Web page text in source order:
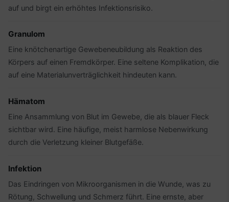
auf und birgt ein erhöhtes Infektionsrisiko.
Granulom
Eine knötchenartige Gewebeneubildung als Reaktion des
Körpers auf einen Fremdkörper. Eine seltene Komplikation, die
auf eine Materialunverträglichkeit hindeuten kann.
Hämatom
Eine Ansammlung von Blut im Gewebe, die als blauer Fleck
sichtbar wird. Eine häufige, meist harmlose Nebenwirkung
durch die Verletzung kleiner Blutgefäße.
Infektion
Das Eindringen von Mikroorganismen in die Wunde, was zu
Rötung, Schwellung und Schmerz führt. Eine ernste, aber